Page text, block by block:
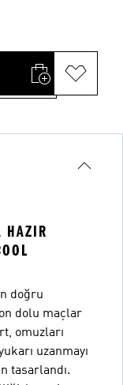
HAZIR
doğru
dolu maçlar
omuzları
uzanmayı
tasarlandı.